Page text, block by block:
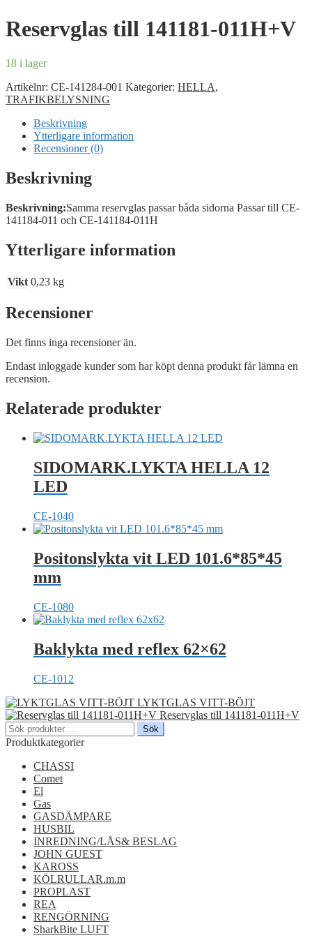
Reservglas till 141181-011H+V
18 i lager
Artikelnr: CE-141284-001 Kategorier: HELLA,
TRAFIKBELYSNING
Beskrivning
Ytterligare information
Recensioner (0)
Beskrivning
Beskrivning:Samma reservglas passar båda sidorna Passar till CE-
141184-011 och CE-141184-011H
Ytterligare information
Vikt 0,23 kg
Recensioner
Det finns inga recensioner än.
Endast inloggade kunder som har köpt denna produkt får lämna en
recension.
Relaterade produkter
SIDOMARK.LYKTA HELLA 12
LED
CE-1040
Positonslykta vit LED 101.6*85*45
mm
CE-1080
Baklykta med reflex 62×62
CE-1012
LYKTGLAS VITT-BÖJT
Reservglas till 141181-011H+V
Sök
efter:
Sök
Produktkategorier
CHASSI
Comet
El
Gas
GASDÄMPARE
HUSBIL
INREDNING/LÅS& BESLAG
JOHN GUEST
KAROSS
KÖLRULLAR.m.m
PROPLAST
REA
RENGÖRNING
SharkBite LUFT